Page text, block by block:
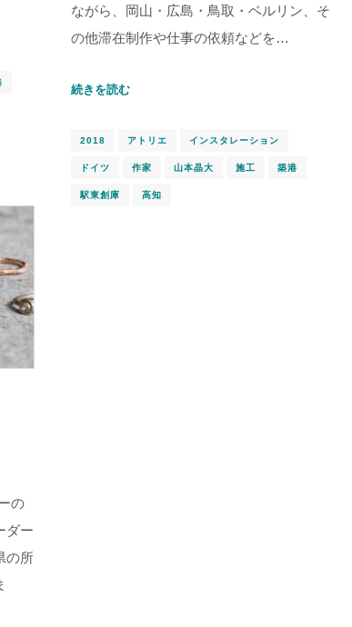
ながら、岡山・広島・鳥取・ベルリン、そ
の他滞在制作や仕事の依頼などを…
続きを読む
2018 アトリエ インスタレーション
ドイツ 作家 山本晶大 施工 築港
駅東創庫 高知
の
ダー
の所